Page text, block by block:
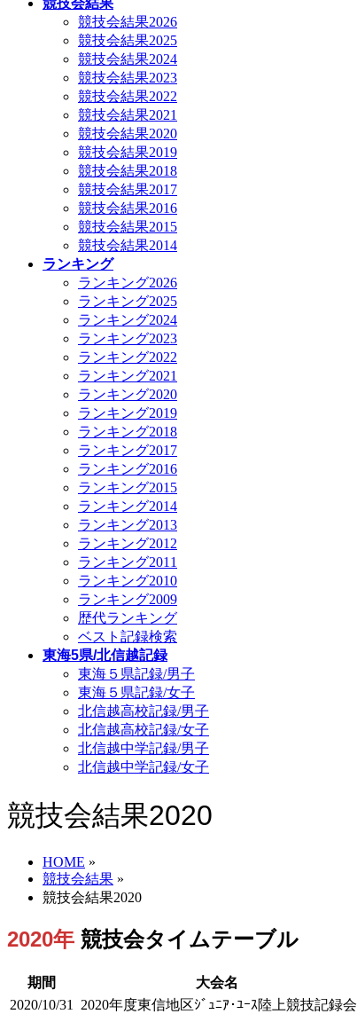
競技会結果
競技会結果2026
競技会結果2025
競技会結果2024
競技会結果2023
競技会結果2022
競技会結果2021
競技会結果2020
競技会結果2019
競技会結果2018
競技会結果2017
競技会結果2016
競技会結果2015
競技会結果2014
ランキング
ランキング2026
ランキング2025
ランキング2024
ランキング2023
ランキング2022
ランキング2021
ランキング2020
ランキング2019
ランキング2018
ランキング2017
ランキング2016
ランキング2015
ランキング2014
ランキング2013
ランキング2012
ランキング2011
ランキング2010
ランキング2009
歴代ランキング
ベスト記録検索
東海5県/北信越記録
東海５県記録/男子
東海５県記録/女子
北信越高校記録/男子
北信越高校記録/女子
北信越中学記録/男子
北信越中学記録/女子
競技会結果2020
HOME »
競技会結果 »
競技会結果2020
2020年 競技会タイムテーブル
期間 大会名
2020/10/31 2020年度東信地区ｼﾞｭﾆｱ･ﾕｰｽ陸上競技記録会